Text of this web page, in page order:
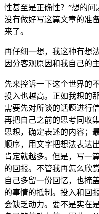
性甚至是正确性？”想的
没有做好写这篇文章的准
来了。
再仔细一想，我这种有想
因分客观原因和我自己的
先来控诉一下这个世界的
投入也越高。正如我想的
需要先对所谈的话题进行
再把自己之前的思考同收
思想，确定表述的内容；
顺序，用文字把想法表达
肯定就越多。但是，写一
的回报。不管我再怎么欣
自己多留一份回忆，也掩
的事情的抵制。投入和回
会缺乏动力。要不是实在